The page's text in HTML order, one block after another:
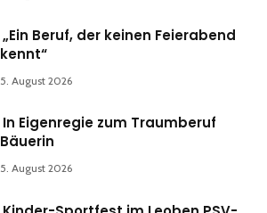
„Ein Beruf, der keinen Feierabend
kennt“
5. August 2026
In Eigenregie zum Traumberuf
Bäuerin
5. August 2026